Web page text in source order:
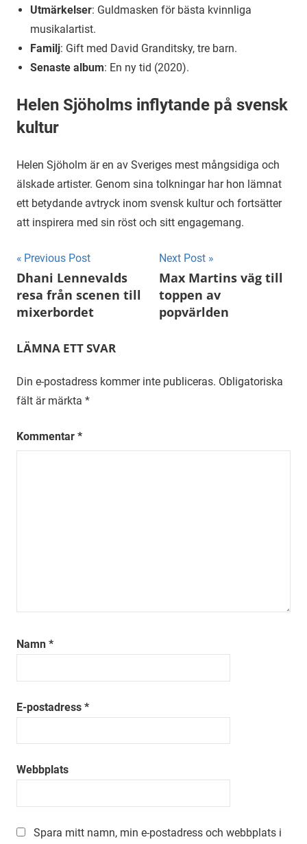
Utmärkelser: Guldmasken för bästa kvinnliga
musikalartist.
Familj: Gift med David Granditsky, tre barn.
Senaste album: En ny tid (2020).
Helen Sjöholms inflytande på svensk
kultur
Helen Sjöholm är en av Sveriges mest mångsidiga och
älskade artister. Genom sina tolkningar har hon lämnat
ett betydande avtryck inom svensk kultur och fortsätter
att inspirera med sin röst och sitt engagemang.
Inläggsnavigering
Previous Post
Dhani Lennevalds
resa från scenen till
mixerbordet
Next Post
Max Martins väg till
toppen av
popvärlden
LÄMNA ETT SVAR
Din e-postadress kommer inte publiceras. Obligatoriska
fält är märkta *
Kommentar *
Namn *
E-postadress *
Webbplats
Spara mitt namn, min e-postadress och webbplats i